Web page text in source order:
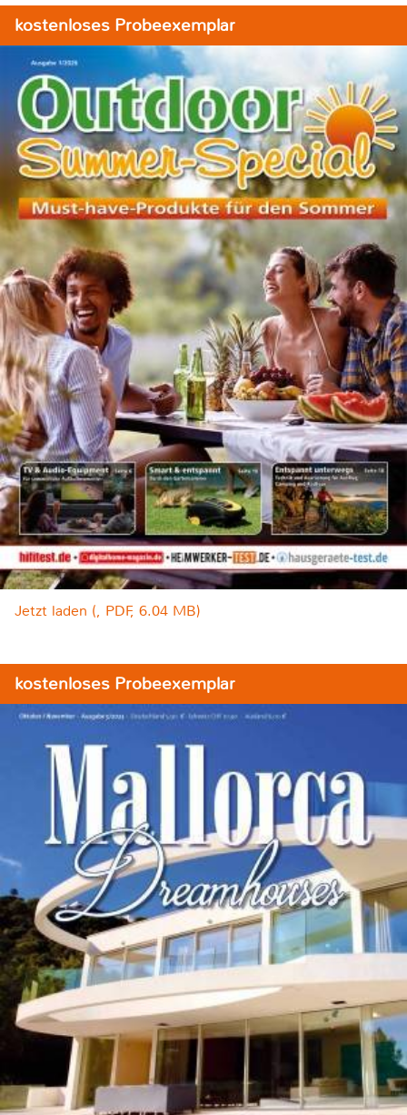
kostenloses Probeexemplar
Jetzt laden (, PDF, 6.04 MB)
kostenloses Probeexemplar